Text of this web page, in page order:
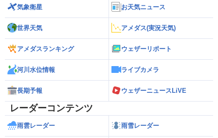
気象衛星 お天気ニュース
世界天気 アメダス(実況天気)
アメダスランキング ウェザーリポート
河川水位情報 ライブカメラ
長期予報 ウェザーニュースLiVE
レーダーコンテンツ
雨雲レーダー 雨雪レーダー